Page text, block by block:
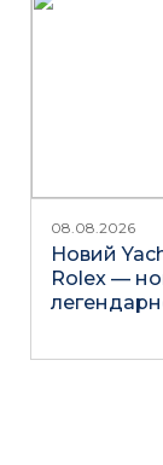
08.08.2026
Новий
Rolex —